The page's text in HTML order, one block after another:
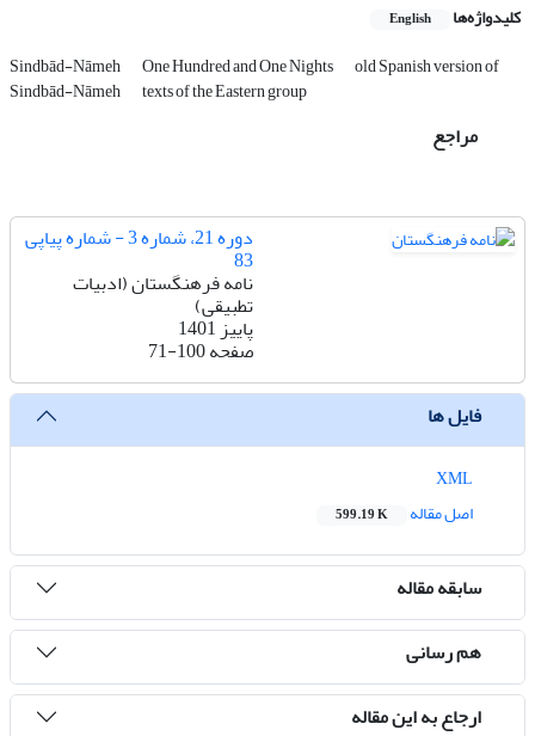
کلیدواژه‌ها English
Sindbād-Nāmeh One Hundred and One Nights old Spanish version of
Sindbād-Nāmeh texts of the Eastern group
مراجع
دوره 21، شماره 3 - شماره پیاپی
83
نامه فرهنگستان (ادبیات
تطبیقی)
پاییز 1401
صفحه71-100
فایل ها
اصل مقاله
599.19 K
سابقه مقاله
هم رسانی
ارجاع به این مقاله